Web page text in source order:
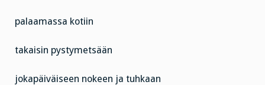
palaamassa kotiin
takaisin pystymetsään
jokapäiväiseen nokeen ja tuhkaan